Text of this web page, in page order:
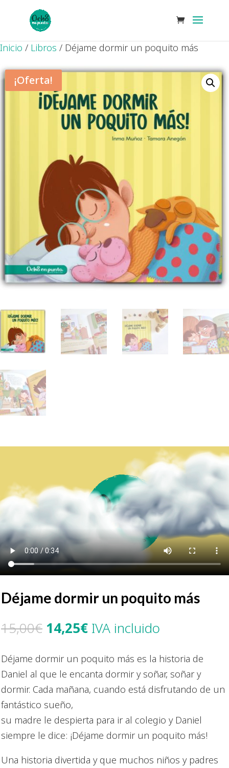
Inicio / Libros / Déjame dormir un poquito más
¡Oferta!
Déjame dormir un poquito más
15,00€ El
original
era:
15,00€.
14,25€El
actual
es:
14,25€.
IVA incluido
Déjame dormir un poquito más es la historia de
Daniel al que le encanta dormir y soñar, soñar y
dormir. Cada mañana, cuando está disfrutando de un
fantástico sueño,
su madre le despierta para ir al colegio y Daniel
siempre le dice: ¡Déjame dormir un poquito más!
Una historia divertida y que muchos niños y padres